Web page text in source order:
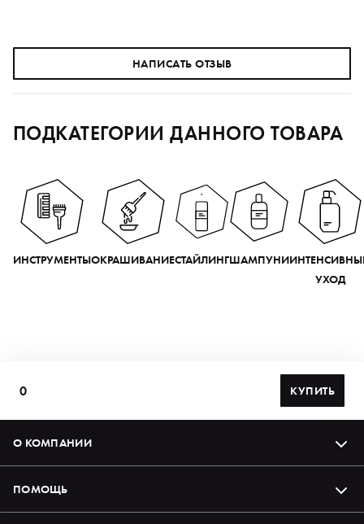
НАПИСАТЬ ОТЗЫВ
ПОДКАТЕГОРИИ ДАННОГО ТОВАРА
ИНСТРУМЕНТЫОКРАШИВАНИЕСТАЙЛИНГШАМПУНИ
УХОД
0 КУПИТЬ
О КОМПАНИИ
ПОМОЩЬ